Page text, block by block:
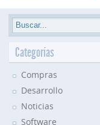
Categorías
Compras
Desarrollo
Noticias
Software